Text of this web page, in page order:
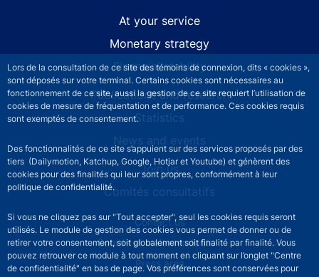
Lors de la consultation de ce site des témoins de connexion, dits « cookies »,
sont déposés sur votre terminal. Certains cookies sont nécessaires au
fonctionnement de ce site, aussi la gestion de ce site requiert l’utilisation de
cookies de mesure de fréquentation et de performance. Ces cookies requis
sont exemptés de consentement.
Des fonctionnalités de ce site s’appuient sur des services proposés par des
tiers (Dailymotion, Katchup, Google, Hotjar et Youtube) et génèrent des
cookies pour des finalités qui leur sont propres, conformément à leur
politique de confidentialité.
Si vous ne cliquez pas sur "Tout accepter", seul les cookies requis seront
utilisés. Le module de gestion des cookies vous permet de donner ou de
retirer votre consentement, soit globalement soit finalité par finalité. Vous
pouvez retrouver ce module à tout moment en cliquant sur l’onglet "Centre
de confidentialité" en bas de page. Vos préférences sont conservées pour
At your service
Monetary strategy
Financial stability
Publications and research
Statistics
News and events
Join us
Comités consultatifs
Footer secondary menuContact us
Sourds et malentendants
Press area